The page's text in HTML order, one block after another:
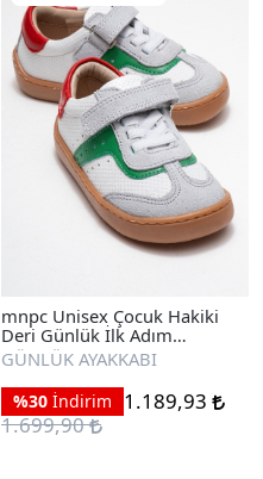
mnpc Unisex Çocuk Hakiki
Deri Günlük İlk Adım
Ayakkabı
GÜNLÜK AYAKKABI
%30 İndirim
1.189,93
1.699,90